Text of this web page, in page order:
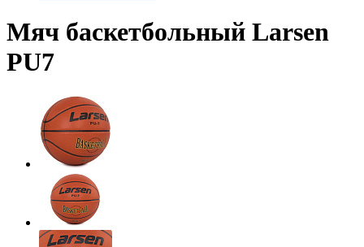
Мяч баскетбольный Larsen
PU7